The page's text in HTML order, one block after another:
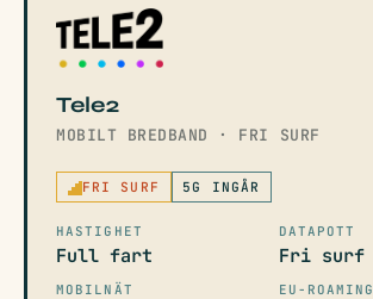
Tele2
MOBILT BREDBAND · FRI SURF
FRI SURF 5G INGÅR
HASTIGHET
Full fart
DATAPOTT
Fri surf
MOBILNÄT EU-ROAMING